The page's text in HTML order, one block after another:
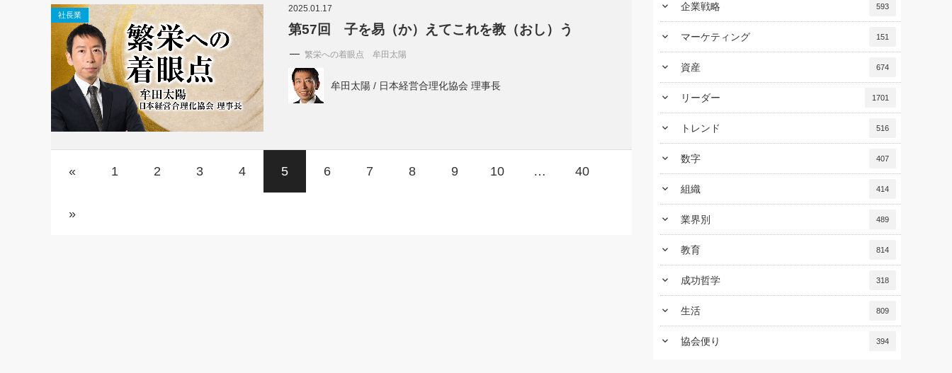
社長業
2025.01.17
第57回 子を易（か）えてこれを教（おし）う
繁栄への着眼点 牟田太陽
牟田太陽 / 日本経営合理化協会 理事長
« 1 2 3 4 5 6 7 8 9 10 … 40
»
keyboard_arrow_down 企業戦略 593
keyboard_arrow_down マーケティング 151
keyboard_arrow_down 資産 674
keyboard_arrow_down リーダー 1701
keyboard_arrow_down トレンド 516
keyboard_arrow_down 数字 407
keyboard_arrow_down 組織 414
keyboard_arrow_down 業界別 489
keyboard_arrow_down 教育 814
keyboard_arrow_down 成功哲学 318
keyboard_arrow_down 生活 809
keyboard_arrow_down 協会便り 394